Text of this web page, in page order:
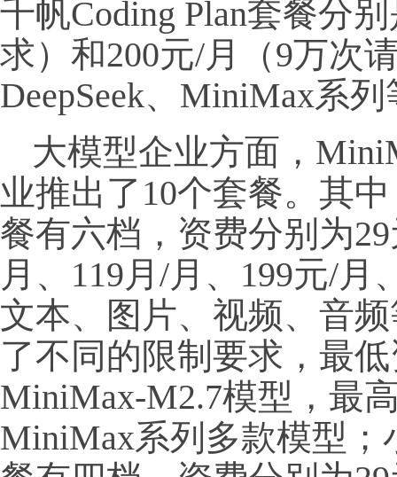
千帆Coding Plan套餐分
求）和200元/月（9万次
DeepSeek、MiniMax系
大模型企业方面，
业推出了10个套餐。其
餐有六档，资费分别为
月、119月/月、199元/月
文本、图片、视频、音
了不同的限制要求，最
MiniMax-M2.7模型，最
MiniMax系列多款模型；